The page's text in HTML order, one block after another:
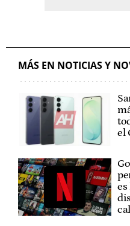
MÁS EN NOTICIAS Y
el
es